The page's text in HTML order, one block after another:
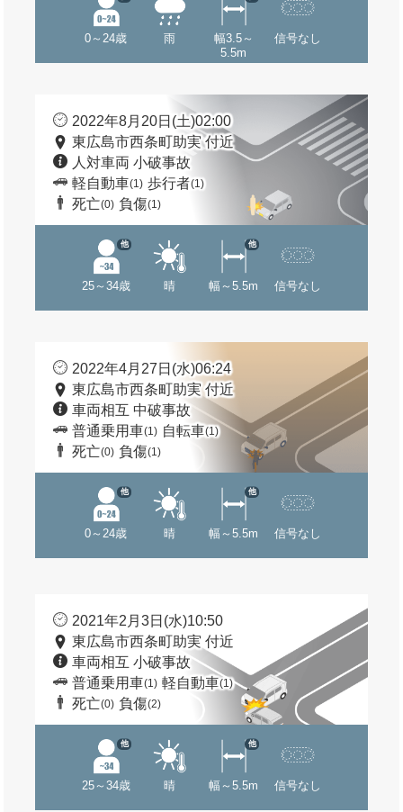
0～24歳 雨
幅3.5～
5.5m
信号なし
2022年8月20日(土)02:00
東広島市西条町助実 付近
人対車両 小破事故
軽自動車(1) 歩行者(1)
死亡(0) 負傷(1)
25～34歳
他
晴 幅～5.5m
他
信号なし
2022年4月27日(水)06:24
東広島市西条町助実 付近
車両相互 中破事故
普通乗用車(1) 自転車(1)
死亡(0) 負傷(1)
0～24歳
他
晴 幅～5.5m
他
信号なし
2021年2月3日(水)10:50
東広島市西条町助実 付近
車両相互 小破事故
普通乗用車(1) 軽自動車(1)
死亡(0) 負傷(2)
25～34歳
他
晴 幅～5.5m
他
信号なし